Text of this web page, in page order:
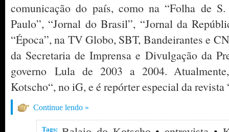
comunicação do país, como na “Folha de
Paulo”, “Jornal do Brasil”, “Jornal da
“Época”, na TV Globo, SBT, Bandeirantes e
da Secretaria de Imprensa e Divulgação da
governo Lula de 2003 a 2004.
Kotscho“, no iG, e é repórter especial da
Continue lendo »
Tags: